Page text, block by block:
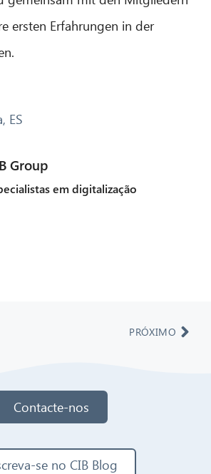
ersten Erfahrungen in der
, ES
Group
em digitalização
PRÓXIMO
Contacte-nos
se no CIB Blog